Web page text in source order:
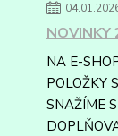
NOVINKY
NA E-
POLOŽKY
SNAŽÍME